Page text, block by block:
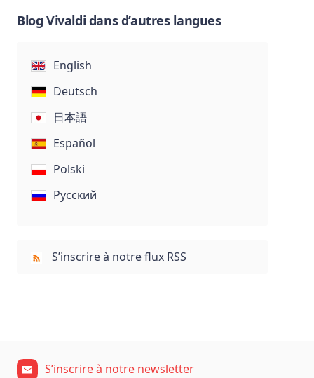
Blog Vivaldi dans d’autres langues
English
Deutsch
日本語
Español
Polski
Русский
S’inscrire à notre flux RSS
S’inscrire à notre newsletter